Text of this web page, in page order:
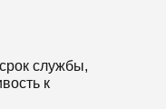
службы,
к